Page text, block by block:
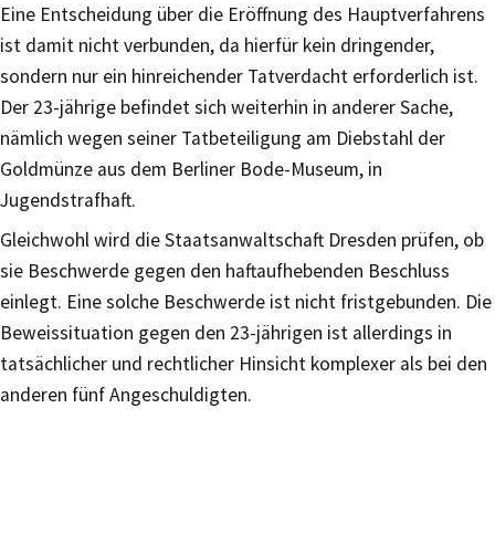
Eine Entscheidung über die Eröffnung des Hauptverfahrens
ist damit nicht verbunden, da hierfür kein dringender,
sondern nur ein hinreichender Tatverdacht erforderlich ist.
Der 23-jährige befindet sich weiterhin in anderer Sache,
nämlich wegen seiner Tatbeteiligung am Diebstahl der
Goldmünze aus dem Berliner Bode-Museum, in
Jugendstrafhaft.
Gleichwohl wird die Staatsanwaltschaft Dresden prüfen, ob
sie Beschwerde gegen den haftaufhebenden Beschluss
einlegt. Eine solche Beschwerde ist nicht fristgebunden. Die
Beweissituation gegen den 23-jährigen ist allerdings in
tatsächlicher und rechtlicher Hinsicht komplexer als bei den
anderen fünf Angeschuldigten.